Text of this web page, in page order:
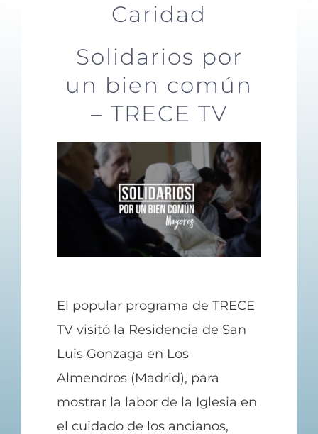
Caridad
Solidarios por
un bien común
– TRECE TV
El popular programa de TRECE
TV visitó la Residencia de San
Luis Gonzaga en Los
Almendros (Madrid), para
mostrar la labor de la Iglesia en
el cuidado de los ancianos,